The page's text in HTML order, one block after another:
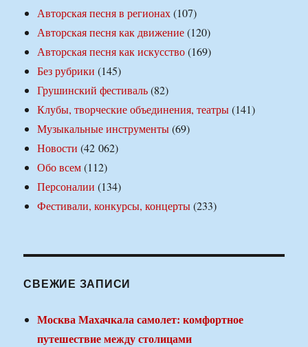
Авторская песня в регионах(107)
Авторская песня как движение(120)
Авторская песня как искусство(169)
Без рубрики (145)
Грушинский фестиваль(82)
Клубы, творческие объединения, театры(141)
Музыкальные инструменты(69)
Новости (42 062)
Обо всем(112)
Персоналии (134)
Фестивали, конкурсы, концерты(233)
СВЕЖИЕ ЗАПИСИ
Москва Махачкала самолет: комфортное
путешествие между столицами